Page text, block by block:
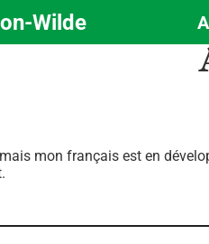
Wilde
mon français est en